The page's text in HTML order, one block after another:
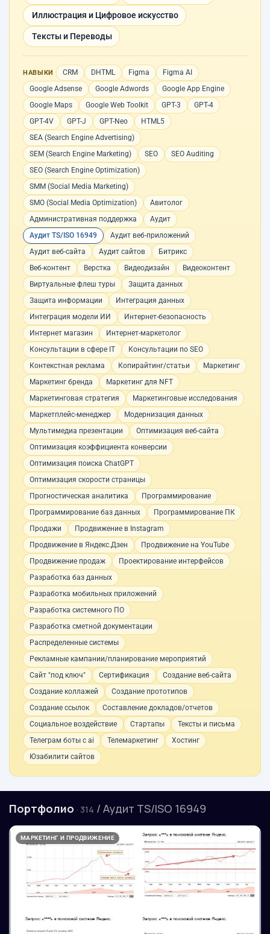
Иллюстрация и Цифровое искусство
Тексты и Переводы
НАВЫКИ CRM DHTML Figma
Figma AI
Google Adsense
Google Adwords
Google App Engine
Google Maps
Google Web Toolkit GPT-3
GPT-4
GPT-4V
GPT-J GPT-Neo
HTML5
SEA (Search Engine Advertising)
SEM (Search Engine Marketing)
SEO
SEO Auditing
SEO (Search Engine Optimization)
SMM (Social Media Marketing)
SMO (Social Media Optimization)
Авитолог
Административная поддержка
Аудит
Аудит TS/ISO 16949
Аудит веб-приложений
Аудит веб-сайта
Аудит сайтов
Битрикс
Веб-контент
Верстка Видеодизайн
Видеоконтент
Виртуальные флеш туры
Защита данных
Защита информации
Интеграция данных
Интеграция модели ИИ
Интернет-безопасность
Интернет магазин
Интернет-маркетолог
Консультации в сфере IT
Консультации по SEO
Контекстная реклама
Копирайтинг/статьи
Маркетинг
Маркетинг бренда
Маркетинг для NFT
Маркетинговая стратегия
Маркетинговые исследования
Маркетплейс-менеджер
Модернизация данных
Мультимедиа презентации
Оптимизация веб-сайта
Оптимизация коэффициента конверсии
Оптимизация поиска ChatGPT
Оптимизация скорости страницы
Прогностическая аналитика
Программирование
Программирование баз данных
Программирование ПК
Продажи
Продвижение в Instagram
Продвижение в Яндекс.Дзен
Продвижение на YouTube
Продвижение продаж
Проектирование интерфейсов
Разработка баз данных
Разработка мобильных приложений
Разработка системного ПО
Разработка сметной документации
Распределенные системы
Рекламные кампании/планирование мероприятий
Сайт "под ключ"
Сертификация
Создание веб-сайта
Создание коллажей
Создание прототипов
Создание ссылок
Составление докладов/отчетов
Социальное воздействие
Стартапы
Тексты и письма
Телеграм боты с ai
Телемаркетинг
Хостинг
Юзабилити сайтов
Портфолио · 314 / Аудит TS/ISO 16949
МАРКЕТИНГ И ПРОДВИЖЕНИЕ